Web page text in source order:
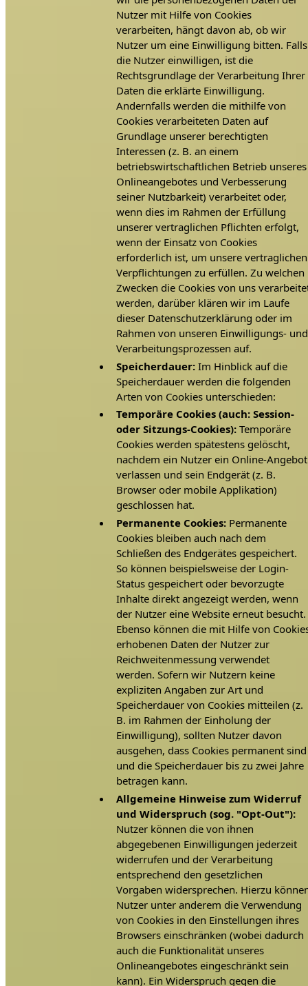
Nutzer mit Hilfe von Cookies
verarbeiten, hängt davon ab, ob wir
Nutzer um eine Einwilligung bitten. Falls
die Nutzer einwilligen, ist die
Rechtsgrundlage der Verarbeitung Ihrer
Daten die erklärte Einwilligung.
Andernfalls werden die mithilfe von
Cookies verarbeiteten Daten auf
Grundlage unserer berechtigten
Interessen (z. B. an einem
betriebswirtschaftlichen Betrieb unseres
Onlineangebotes und Verbesserung
seiner Nutzbarkeit) verarbeitet oder,
wenn dies im Rahmen der Erfüllung
unserer vertraglichen Pflichten erfolgt,
wenn der Einsatz von Cookies
erforderlich ist, um unsere vertraglichen
Verpflichtungen zu erfüllen. Zu welchen
Zwecken die Cookies von uns
werden, darüber klären wir im Laufe
dieser Datenschutzerklärung oder im
Rahmen von unseren Einwilligungs- und
Verarbeitungsprozessen auf.
Speicherdauer: Im Hinblick auf die
Speicherdauer werden die folgenden
Arten von Cookies unterschieden:
Temporäre Cookies (auch: Session-
oder Sitzungs-Cookies): Temporäre
Cookies werden spätestens gelöscht,
nachdem ein Nutzer ein Online-Angebot
verlassen und sein Endgerät (z. B.
Browser oder mobile Applikation)
geschlossen hat.
Permanente Cookies: Permanente
Cookies bleiben auch nach dem
Schließen des Endgerätes gespeichert.
So können beispielsweise der Login-
Status gespeichert oder bevorzugte
Inhalte direkt angezeigt werden, wenn
der Nutzer eine Website erneut besucht.
Ebenso können die mit Hilfe von
erhobenen Daten der Nutzer zur
Reichweitenmessung verwendet
werden. Sofern wir Nutzern keine
expliziten Angaben zur Art und
Speicherdauer von Cookies mitteilen (z.
B. im Rahmen der Einholung der
Einwilligung), sollten Nutzer davon
ausgehen, dass Cookies permanent sind
und die Speicherdauer bis zu zwei Jahre
betragen kann.
Allgemeine Hinweise zum Widerruf
und Widerspruch (sog. "Opt-Out"):
Nutzer können die von ihnen
abgegebenen Einwilligungen jederzeit
widerrufen und der Verarbeitung
entsprechend den gesetzlichen
Vorgaben widersprechen. Hierzu
Nutzer unter anderem die Verwendung
von Cookies in den Einstellungen ihres
Browsers einschränken (wobei dadurch
auch die Funktionalität unseres
Onlineangebotes eingeschränkt sein
kann). Ein Widerspruch gegen die